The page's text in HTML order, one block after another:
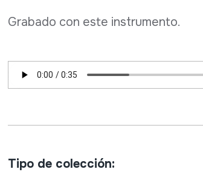
Grabado con este instrumento.
Tipo de colección: